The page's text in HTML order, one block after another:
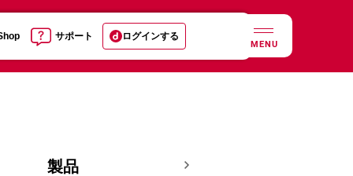
サポート ログインする
MENU
製品